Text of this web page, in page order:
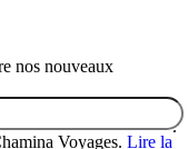
nos nouveaux
Voyages. Lire la